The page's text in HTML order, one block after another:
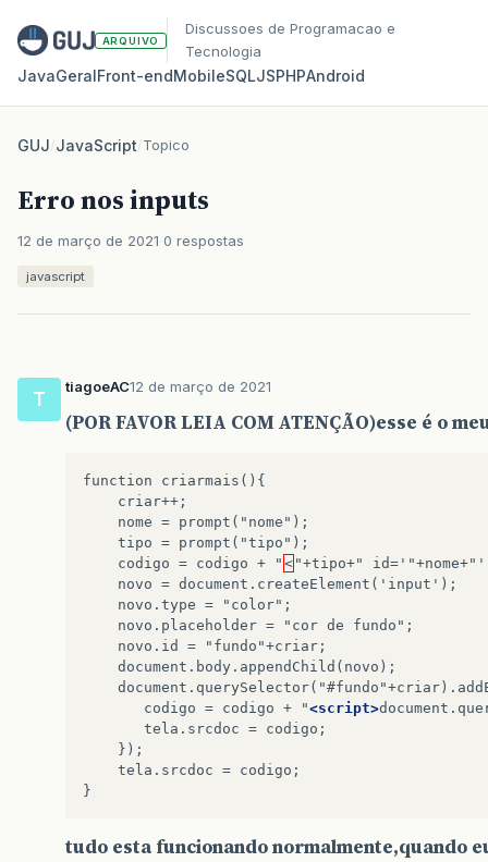
ARQUIVO
Discussoes de Programacao e
Tecnologia
JavaGeralFront‑endMobileSQLJSPHPAndroid
GUJ/JavaScript/Topico
Erro nos inputs
12 de março de 2021 0 respostas
javascript
T
tiagoeAC12 de março de 2021
(POR FAVOR LEIA COM ATENÇÃO)esse é o
function
nome =
tipo =
codigo = codigo + " < "+tipo+"
id='"+nome+"'
novo =
novo.type =
novo.placeholder = "cor de
novo.id
=
codigo = codigo + "<script>
tela.srcdoc =
tela.srcdoc = codigo;
tudo esta funcionando normalmente,quando